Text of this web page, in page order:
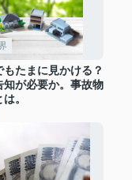
もたまに見かける？
知が必要か。事故物
。